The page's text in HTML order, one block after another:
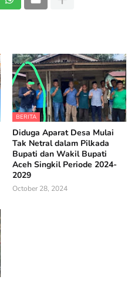
BERITA
Diduga Aparat Desa Mulai
Tak Netral dalam Pilkada
Bupati dan Wakil Bupati
Aceh Singkil Periode 2024-
2029
October 28, 2024